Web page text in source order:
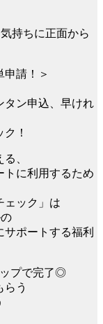
持ちに正面から
申請！＞
タン申込、早けれ
！
、
トに利用するため
ェック」は
ポートする福利
プで完了◎
う